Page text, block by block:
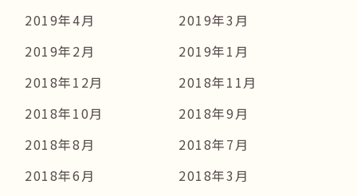
2019年4月
2019年3月
2019年2月
2019年1月
2018年12月
2018年11月
2018年10月
2018年9月
2018年8月
2018年7月
2018年6月
2018年3月